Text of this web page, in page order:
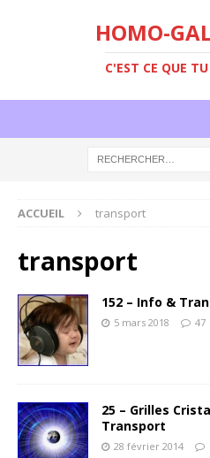
HOMO-
C'EST CE QUE
ACCUEIL transport
transport
152 – Info &
5 mars 2018 47
25 – Grilles
Transport
28 février 2014